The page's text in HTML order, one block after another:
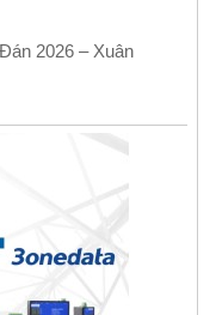
2026 – Xuân